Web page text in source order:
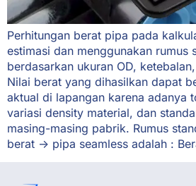
Perhitungan berat pipa pada
estimasi dan menggunakan rumus
berdasarkan ukuran OD,
Nilai berat yang dihasilkan dapat
aktual di lapangan karena adanya
variasi density material, dan
masing-masing pabrik. Rumus
berat -> pipa seamless adalah :